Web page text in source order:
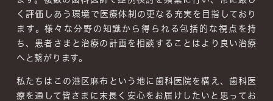
く評価しあう環境で医療体制の更なる充実を目指しており
ます。様々な分野の知識から得られる包括的な視点を持
ち、患者さまと治療の計画を相談することはより良い治療
へと繋がります。
私たちはこの港区麻布という地に歯科医院を構え、歯科医
療を通して皆さまに末長く安心をお届けしたいと思ってお